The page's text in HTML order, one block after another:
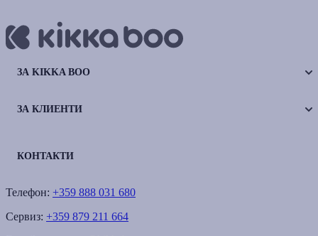
ЗА KIKKA BOO
ЗА КЛИЕНТИ
КОНТАКТИ
Телефон: +359 888 031 680
Сервиз: +359 879 211 664